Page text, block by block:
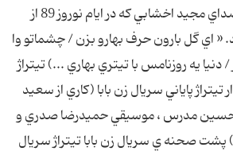
مسعود ده نمکي و با صداي مجيد اخشابي که در ايام نوروز 89 از
اي گل بارون حرف بهارو بزن / چشماتو وا
يه روزنامس با تيتري بهاري ...) تيتراژ
تيتراژ پاياني سريال زن بابا (کاري از سعيد
حسين مدرس ، موسيقي حميدرضا صدري و
پشت صحنه ي سريال زن بابا تيتراژ سريال